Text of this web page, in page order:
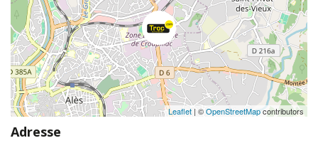
Leaflet | ©OpenStreetMapcontributors
Adresse